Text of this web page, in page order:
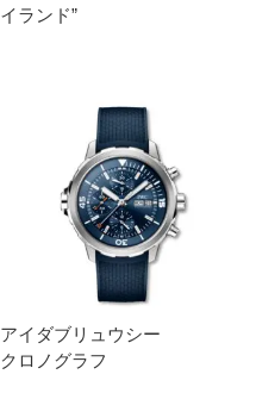
イランド”
アイダブリュウシー
クロノグラフ